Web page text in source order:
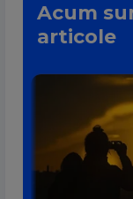
Acum
articole